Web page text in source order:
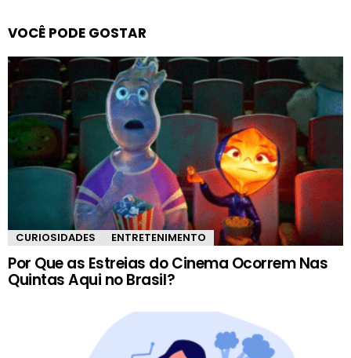
VOCÊ PODE GOSTAR
CURIOSIDADES ENTRETENIMENTO
Por Que as Estreias do Cinema Ocorrem Nas
Quintas Aqui no Brasil?